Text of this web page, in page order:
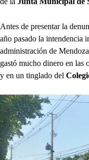
Antes de presentar la
año pasado la intendencia
administración de
gastó mucho dinero en las
y en un tinglado del